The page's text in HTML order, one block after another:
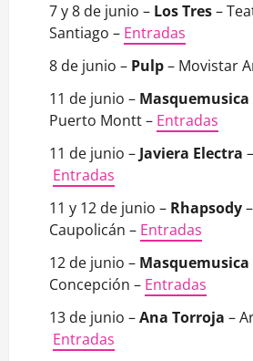
7 y 8 de junio – Los Tres–
Santiago – Entradas
8 de junio – Pulp– Movistar
11 de junio – Masquemusica
Puerto Montt – Entradas
11 de junio – Javiera Electra
Entradas
11 y 12 de junio – Rhapsody
Caupolicán – Entradas
12 de junio – Masquemusica
Concepción – Entradas
13 de junio –Ana Torroja –
Entradas